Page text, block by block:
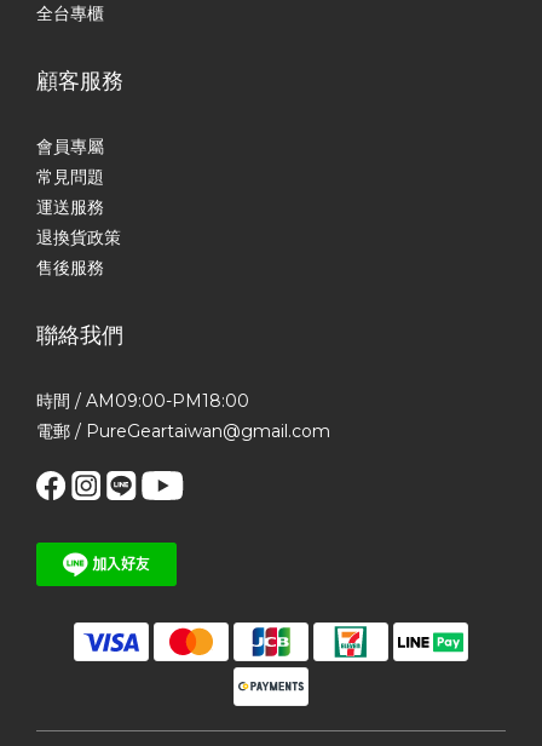
全台專櫃
顧客服務
會員專屬
常見問題
運送服務
退換貨政策
售後服務
聯絡我們
時間 / AM09:00-PM18:00
電郵 / PureGeartaiwan@gmail.com